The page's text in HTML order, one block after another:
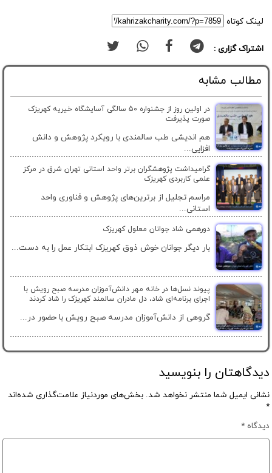
لینک کوتاه
اشتراک گزاری :
مطالب مشابه
در اولین روز از جشنواره 50 سالگی آسایشگاه خیریه کهریزک
صورت پذیرفت
هم اندیشی طب سالمندی با رویکرد پژوهش و دانش
افزایی...
گرامیداشت پژوهشگران برتر واحد استانی تهران شرق در مرکز
علمی کاربردی کهریزک
مراسم تجلیل از برترین‌های پژوهش و فناوری واحد
استانی...
دورهمی شاد جوانان معلول کهریزک
بار دیگر جوانان خوش ذوق کهریزک ابتکار عمل را به دست...
پیوند نسل‌ها در خانه مهر دانش‌آموزان مدرسه صبح رویش با
اجرای برنامه‌ای شاد، دل مادران سالمند کهریزک را شاد کردند
گروهی از دانش‌آموزان مدرسه صبح رویش با حضور در...
دیدگاهتان را بنویسید
نشانی ایمیل شما منتشر نخواهد شد. بخش‌های موردنیاز علامت‌گذاری شده‌اند
*
دیدگاه*